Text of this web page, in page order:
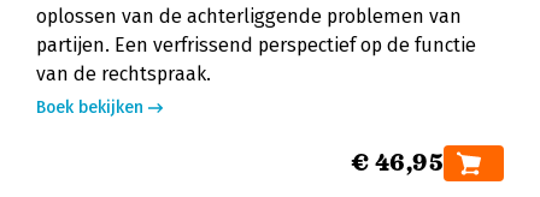
oplossen van de achterliggende problemen van
partijen. Een verfrissend perspectief op de functie
van de rechtspraak.
Boek bekijken
€ 46,95